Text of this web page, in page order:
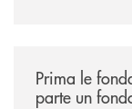
Prima le
parte un